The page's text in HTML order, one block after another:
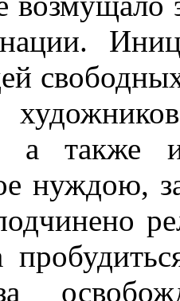
нации.
а также
нуждою,